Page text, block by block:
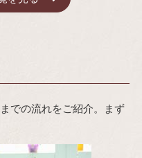
での流れをご紹介。まず